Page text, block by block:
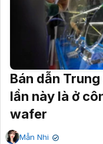
Bán dẫn
lần này là ở
wafer
Mẫn Nhi ✔